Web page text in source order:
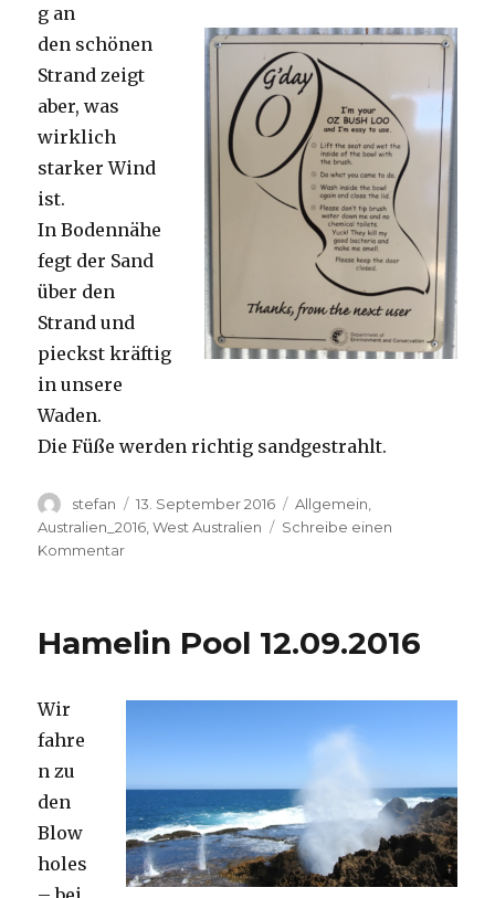
g an
den schönen
Strand zeigt
aber, was
wirklich
starker Wind
ist.
In Bodennähe
fegt der Sand
über den
Strand und
pieckst kräftig
in unsere
Waden.
Die Füße werden richtig sandgestrahlt.
Autor
stefan
Veröffentlicht
am
13. September 2016 Kategorien
Allgemein
Australien_2016 ,West Australien
Schreibe einen
Kommentarzu
Hamelin Pool 12.09.2016
Wir
fahre
n zu
den
Blow
holes